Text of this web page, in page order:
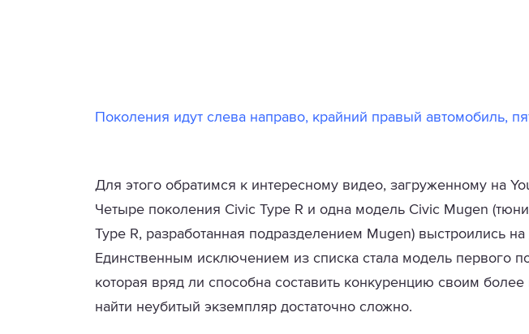
Поколения идут слева направо, крайний правый автомобиль,
Для этого обратимся к интересному видео, загруженному на
Четыре поколения Civic Type R и одна модель Civic Mugen
Type R, разработанная подразделением Mugen) выстроились
Единственным исключением из списка стала модель первого
которая вряд ли способна составить конкуренцию своим
найти неубитый экземпляр достаточно сложно.